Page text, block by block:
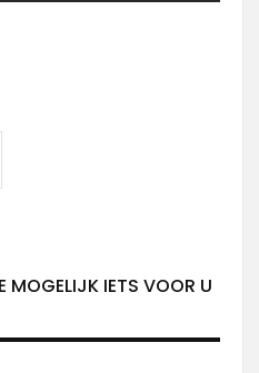
MOGELIJK IETS VOOR U